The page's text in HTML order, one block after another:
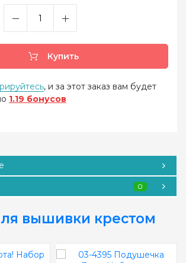
Купить
, и за этот заказ вам будет
1.19 бонусов
0
вышивки крестом